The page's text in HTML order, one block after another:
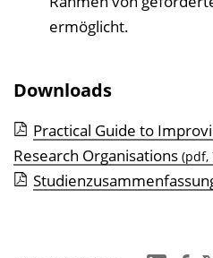
ermöglicht.
Downloads
Practical Guide to
Research Organisations (pdf,